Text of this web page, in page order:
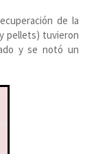
de la
pellets) tuvieron
y se notó un